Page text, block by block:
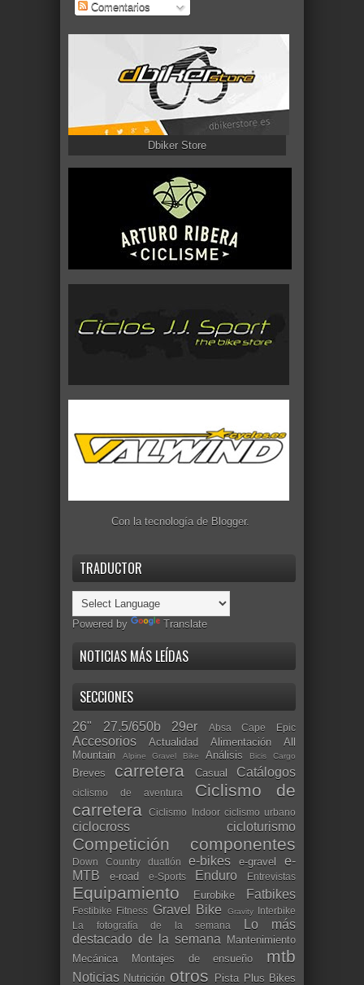
Comentarios
Dbiker Store
Con la tecnología de Blogger.
TRADUCTOR
Powered by Translate
NOTICIAS MÁS LEÍDAS
SECCIONES
26" 27.5/650b 29er Absa Cape Epic
Accesorios Actualidad Alimentación
All
Mountain
Alpine Gravel Bike Análisis Bicis Cargo
Breves carretera Casual Catálogos
ciclismo de aventura
Ciclismo de
carretera
Ciclismo Indoor ciclismo urbano
ciclocross cicloturismo
Competición componentes
Down Country duatlón e-bikes e-gravel
e-
MTB
e-road e-Sports Enduro Entrevistas
Equipamiento Eurobike Fatbikes
Festibike Fitness Gravel Bike Gravity Interbike
La fotografía de la semana
Lo más
destacado de la semana Mantenimiento
Mecánica
Montajes de ensueño mtb
Noticias Nutrición otros Pista Plus Bikes